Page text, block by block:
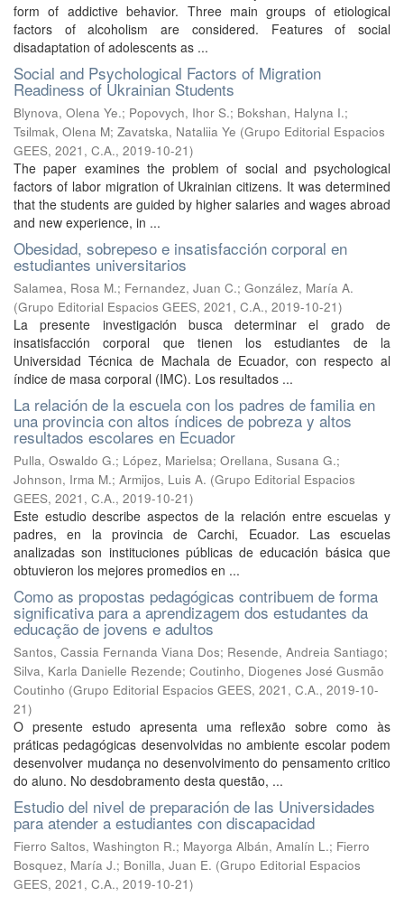
form of addictive behavior. Three main groups of etiological
factors of alcoholism are considered. Features of social
disadaptation of adolescents as ...
Social and Psychological Factors of Migration
Readiness of Ukrainian Students
Blynova, Olena Ye.; Popovych, Ihor S.; Bokshan, Halyna I.;
Tsіlmak, Olena M; Zavatska, Nataliia Ye (Grupo Editorial Espacios
GEES, 2021, C.A., 2019-10-21)
The paper examines the problem of social and psychological
factors of labor migration of Ukrainian citizens. It was determined
that the students are guided by higher salaries and wages abroad
and new experience, in ...
Obesidad, sobrepeso e insatisfacción corporal en
estudiantes universitarios
Salamea, Rosa M.; Fernandez, Juan C.; González, María A.
(Grupo Editorial Espacios GEES, 2021, C.A., 2019-10-21)
La presente investigación busca determinar el grado de
insatisfacción corporal que tienen los estudiantes de la
Universidad Técnica de Machala de Ecuador, con respecto al
índice de masa corporal (IMC). Los resultados ...
La relación de la escuela con los padres de familia en
una provincia con altos índices de pobreza y altos
resultados escolares en Ecuador
Pulla, Oswaldo G.; López, Marielsa; Orellana, Susana G.;
Johnson, Irma M.; Armijos, Luis A. (Grupo Editorial Espacios
GEES, 2021, C.A., 2019-10-21)
Este estudio describe aspectos de la relación entre escuelas y
padres, en la provincia de Carchi, Ecuador. Las escuelas
analizadas son instituciones públicas de educación básica que
obtuvieron los mejores promedios en ...
Como as propostas pedagógicas contribuem de forma
significativa para a aprendizagem dos estudantes da
educação de jovens e adultos
Santos, Cassia Fernanda Viana Dos; Resende, Andreia Santiago;
Silva, Karla Danielle Rezende; Coutinho, Diogenes José Gusmão
Coutinho (Grupo Editorial Espacios GEES, 2021, C.A., 2019-10-
21)
O presente estudo apresenta uma reflexão sobre como às
práticas pedagógicas desenvolvidas no ambiente escolar podem
desenvolver mudança no desenvolvimento do pensamento critico
do aluno. No desdobramento desta questão, ...
Estudio del nivel de preparación de las Universidades
para atender a estudiantes con discapacidad
Fierro Saltos, Washington R.; Mayorga Albán, Amalín L.; Fierro
Bosquez, María J.; Bonilla, Juan E. (Grupo Editorial Espacios
GEES, 2021, C.A., 2019-10-21)